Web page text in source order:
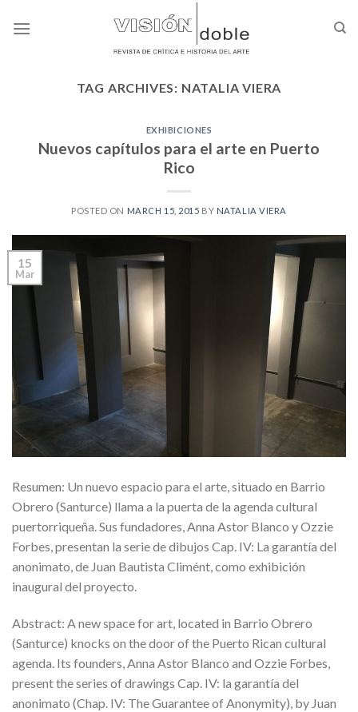
TAG ARCHIVES: NATALIA VIERA
EXHIBICIONES
Nuevos capítulos para el arte en Puerto
Rico
POSTED ON MARCH 15, 2015 BY NATALIA VIERA
15
Mar
Resumen: Un nuevo espacio para el arte, situado en Barrio
Obrero (Santurce) llama a la puerta de la agenda cultural
puertorriqueña. Sus fundadores, Anna Astor Blanco y Ozzie
Forbes, presentan la serie de dibujos Cap. IV: La garantía del
anonimato, de Juan Bautista Climént, como exhibición
inaugural del proyecto.
Abstract: A new space for art, located in Barrio Obrero
(Santurce) knocks on the door of the Puerto Rican cultural
agenda. Its founders, Anna Astor Blanco and Ozzie Forbes,
present the series of drawings Cap. IV: la garantía del
anonimato (Chap. IV: The Guarantee of Anonymity), by Juan